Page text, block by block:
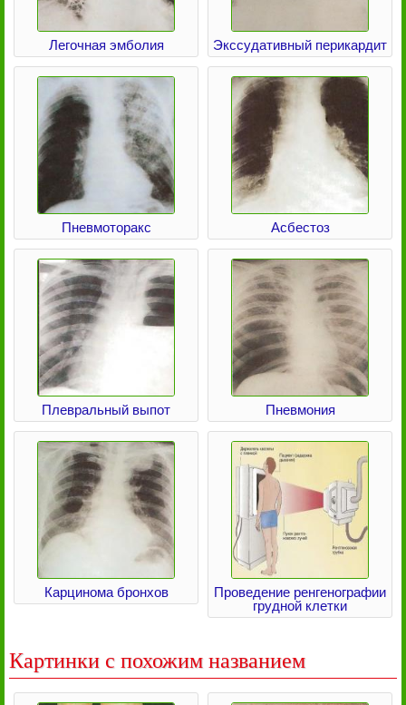
Легочная эмболия Экссудативный перикардит
Пневмоторакс Асбестоз
Плевральный выпот Пневмония
Карцинома бронхов
Проведение ренгенографии
грудной клетки
Картинки с похожим названием